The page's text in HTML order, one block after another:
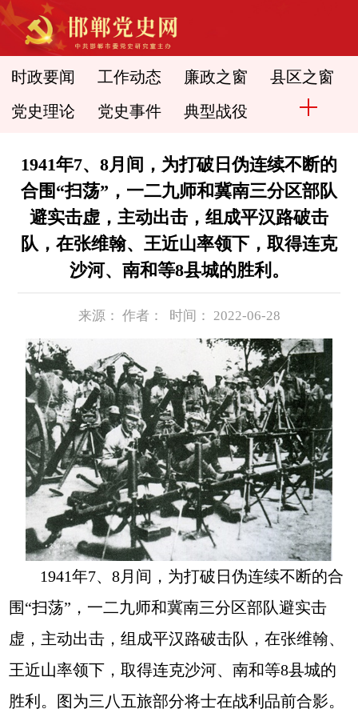
时政要闻 工作动态 廉政之窗 县区之窗
党史理论 党史事件 典型战役
1941年7、8月间，为打破日伪连续不断的
合围“扫荡”，一二九师和冀南三分区部队
避实击虚，主动出击，组成平汉路破击
队，在张维翰、王近山率领下，取得连克
沙河、南和等8县城的胜利。
来源： 作者： 时间： 2022-06-28
1941年7、8月间，为打破日伪连续不断的合
围“扫荡”，一二九师和冀南三分区部队避实击
虚，主动出击，组成平汉路破击队，在张维翰、
王近山率领下，取得连克沙河、南和等8县城的
胜利。图为三八五旅部分将士在战利品前合影。